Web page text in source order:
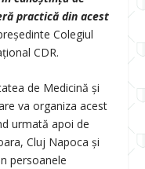
practică din acest
Colegiul
CDR.
de Medicină și
va organiza acest
urmată apoi de
Cluj Napoca și
persoanele